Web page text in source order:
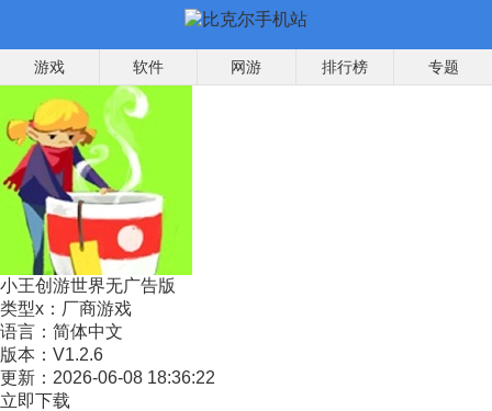
游戏 软件 网游 排行榜 专题
小王创游世界无广告版
类型x： 厂商游戏
语言： 简体中文
版本： V1.2.6
更新： 2026-06-08 18:36:22
立即下载